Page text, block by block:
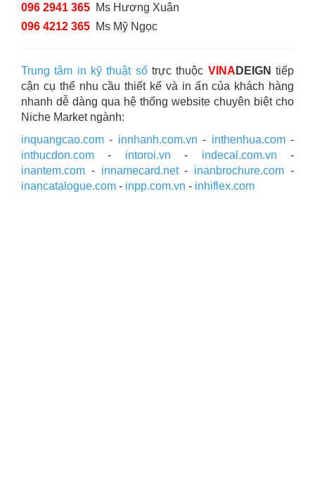
096 2941 365 Ms Hương Xuân
096 4212 365 Ms Mỹ Ngọc
Trung tâm in kỹ thuật sốtrực thuộc VINA DEIGN tiếp
cận cụ thể nhu cầu thiết kế và in ấn của khách hàng
nhanh dễ dàng qua hệ thống website chuyên biệt cho
Niche Market ngành:
inquangcao.com - innhanh.com.vn - inthenhua.com-
inthucdon.com - intoroi.vn - indecal.com.vn -
inantem.com - innamecard.net- inanbrochure.com -
inancatalogue.com - inpp.com.vn - inhiflex.com